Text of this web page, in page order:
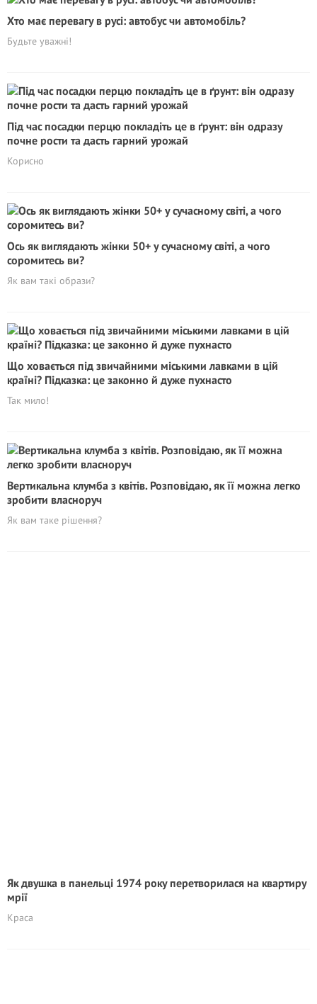
Хто має перевагу в русі: автобус чи автомобіль?
Будьте уважні!
Під час посадки перцю покладіть це в ґрунт: він одразу
почне рости та дасть гарний урожай
Корисно
Ось як виглядають жінки 50+ у сучасному світі, а чого
соромитесь ви?
Як вам такі образи?
Що ховається під звичайними міськими лавками в цій
країні? Підказка: це законно й дуже пухнасто
Так мило!
Вертикальна клумба з квітів. Розповідаю, як її можна легко
зробити власноруч
Як вам таке рішення?
Як двушка в панельці 1974 року перетворилася на квартиру
мрії
Краса